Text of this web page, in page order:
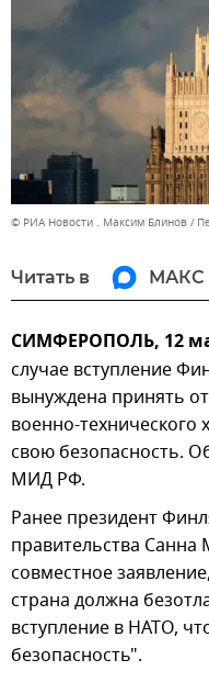
© РИА Новости . Максим Блинов
Читать в МАКС
СИМФЕРОПОЛЬ, 12
случае вступление
вынуждена принять
военно-технического
свою безопасность.
МИД РФ.
Ранее президент
правительства
совместное
страна должна
вступление в НАТО,
безопасность".